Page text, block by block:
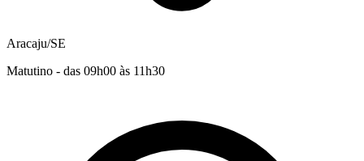
Aracaju/SE
Matutino - das 09h00 às 11h30